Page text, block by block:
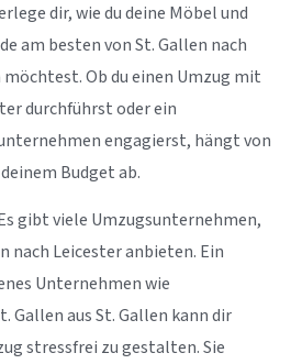
dir, wie du deine Möbel und
am besten von St. Gallen nach
Ob du einen Umzug mit
durchführst oder ein
engagierst, hängt von
Budget ab.
gibt viele Umzugsunternehmen,
nach Leicester anbieten. Ein
Unternehmen wie
Gallen aus St. Gallen kann dir
stressfrei zu gestalten. Sie